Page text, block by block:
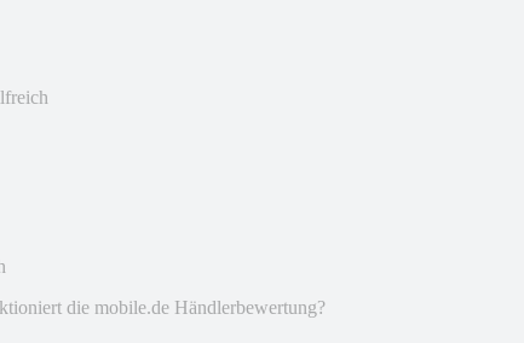
die mobile.de Händlerbewertung?